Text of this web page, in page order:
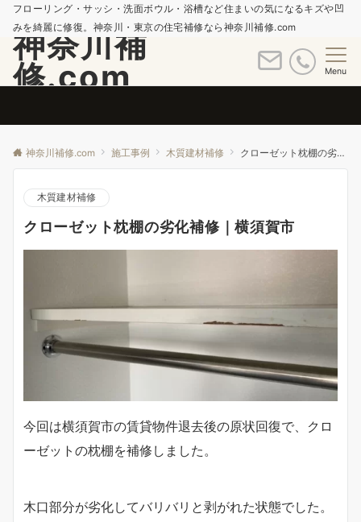
フローリング・サッシ・洗面ボウル・浴槽など住まいの気になるキズや凹
みを綺麗に修復。神奈川・東京の住宅補修なら神奈川補修.com
神奈川補
修.com
Menu
神奈川補修.com 施工事例 木質建材補修 クローゼット枕棚の劣化補修｜横須賀市
木質建材補修
クローゼット枕棚の劣化補修｜横須賀市
今回は横須賀市の賃貸物件退去後の原状回復で、クロ
ーゼットの枕棚を補修しました。
木口部分が劣化してバリバリと剥がれた状態でした。